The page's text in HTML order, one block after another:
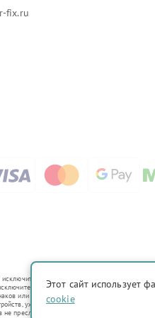
fix.ru
справочный характер.
для описания устройств, в
или их официальными представителями.
уже введенных в гражданский оборот в
преследует цели индивидуализации услуг
Этот сайт использует
cookie